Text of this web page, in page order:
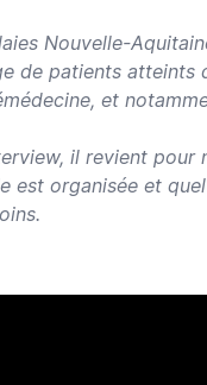
Nouvelle-
de patients atteints
et
il revient pour
est organisée et